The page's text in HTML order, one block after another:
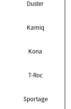
Duster
Kamiq
Kona
T-Roc
Sportage